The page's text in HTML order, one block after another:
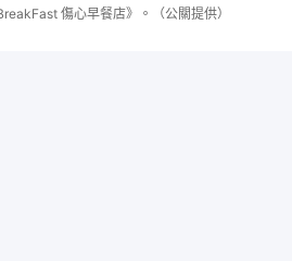
傷心早餐店》。（公關提供）